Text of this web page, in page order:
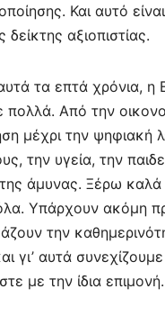
Και αυτό
δείκτης αξιοπιστίας.
τα επτά χρόνια, η
πολλά. Από την
μέχρι την ψηφιακή
την υγεία, την
άμυνας. Ξέρω καλά
Υπάρχουν ακόμη
την
γι’ αυτά
με την ίδια επιμονή.